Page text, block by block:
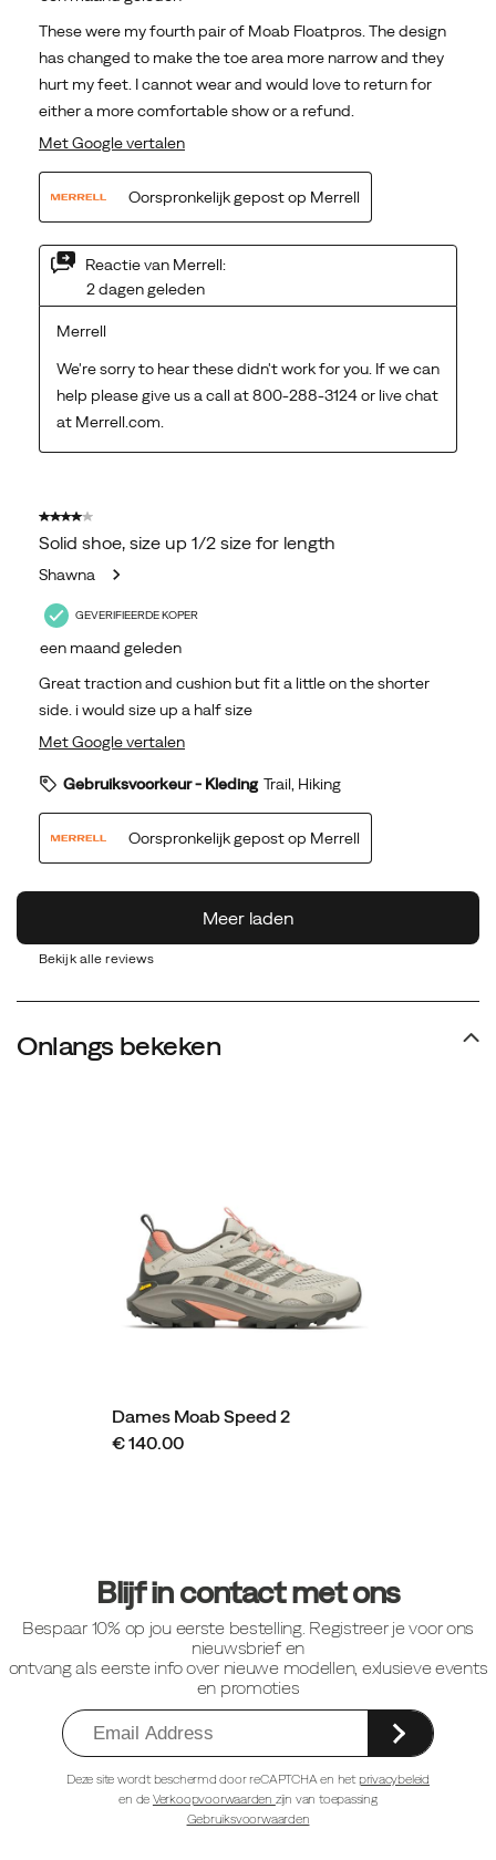
Bekijk alle reviews
Onlangs bekeken
Dames Moab Speed 2
€ 140.00
Blijf in contact met ons
Bespaar 10% op jou eerste bestelling. Registreer je voor ons
nieuwsbrief en
ontvang als eerste info over nieuwe modellen, exlusieve events
en promoties
Deze site wordt beschermd door reCAPTCHA en het privacybeleid
en de Verkoopvoorwaarden zijn van toepassing
Gebruiksvoorwaarden